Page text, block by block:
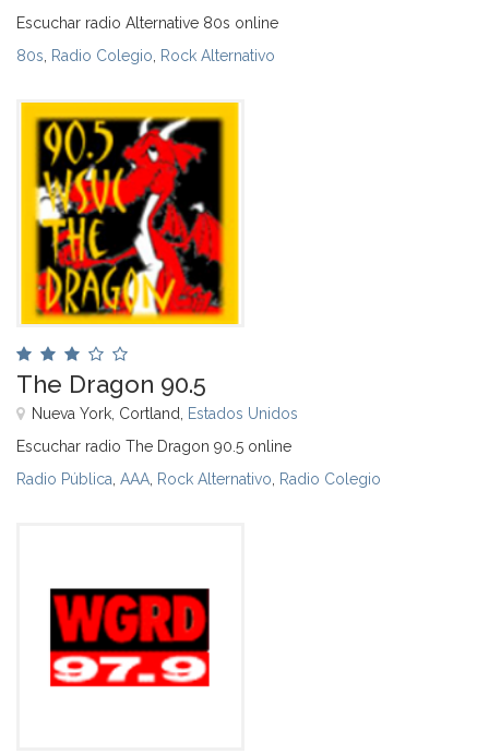
Escuchar radio Alternative 80s online
80s Radio Colegio Rock Alternativo
The Dragon 90.5
Nueva York, Cortland, Estados Unidos
Escuchar radio The Dragon 90.5 online
Radio Pública AAA Rock Alternativo Radio Colegio